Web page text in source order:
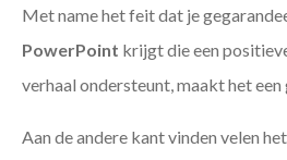
Met name het feit dat je
PowerPoint krijgt die een
verhaal ondersteunt, maakt het een
Aan de andere kant vinden velen